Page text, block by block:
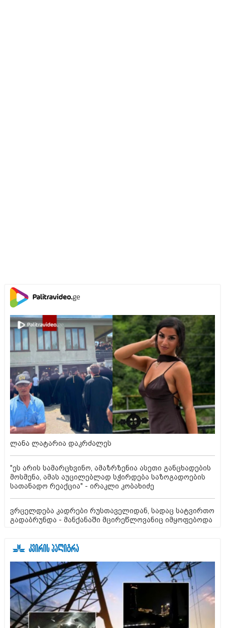
ლანა ლატარია დაკრძალეს
"ეს არის სამარცხვინო, ამაზრზენია ასეთი განცხადების
მოსმენა, ამას აუცილებლად სჭირდება საზოგადოების
სათანადო რეაქცია" - ირაკლი კობახიძე
ვრცელდება კადრები რუსთაველიდან, სადაც სატვირთო
გადაბრუნდა - მანქანაში მცირეწლოვანიც იმყოფებოდა